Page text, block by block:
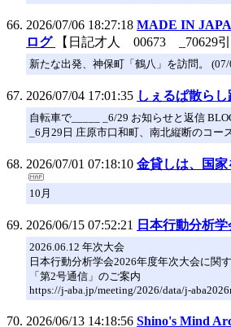
2026/07/06 18:27:18 MADE IN
ログ
【日記才人 00673 _70629引
新たな出発、神保町「鶴八」を訪問。 (07/
2026/07/04 17:01:35 しぇるぱ散らし
自転車で_____ _6/29 お知らせと返信
_6月29日 庄原市口和町、南北縦断のコー
2026/07/01 07:18:10 金貸しは、国
10月
2026/06/15 07:52:21 日本行動分析
2026.06.12 年次大会
日本行動分析学会2026年度年次大会に関
「第2号通信」のご案内
https://j-aba.jp/meeting/2026/data/j-
2026/06/13 14:18:56 Shino's Mind